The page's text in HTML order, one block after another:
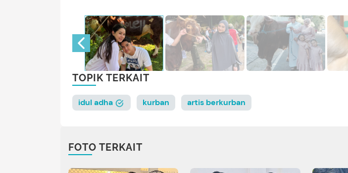
TOPIK TERKAIT
idul adha kurban artis berkurban
FOTO TERKAIT